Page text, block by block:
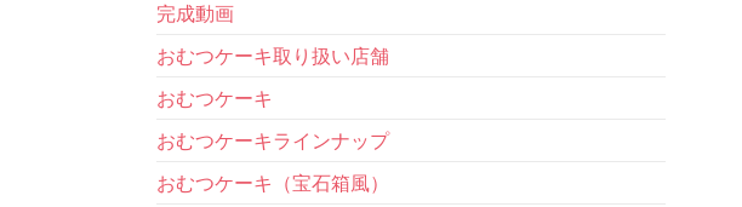
完成動画
おむつケーキ取り扱い店舗
おむつケーキ
おむつケーキラインナップ
おむつケーキ（宝石箱風）